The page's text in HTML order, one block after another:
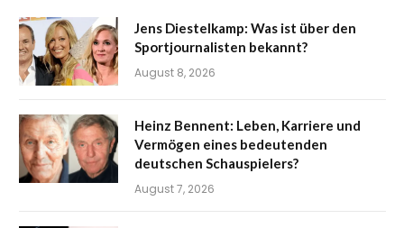
Jens Diestelkamp: Was ist über den
Sportjournalisten bekannt?
August 8, 2026
Heinz Bennent: Leben, Karriere und
Vermögen eines bedeutenden
deutschen Schauspielers?
August 7, 2026